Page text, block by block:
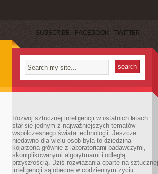
SUBSCRIBE FACEBOOK TWITTER
Rozwój sztucznej inteligencji w ostatnich latach
stał się jednym z najważniejszych tematów
współczesnego świata technologii. Jeszcze
niedawno dla wielu osób była to dziedzina
kojarzona głównie z laboratoriami badawczymi,
skomplikowanymi algorytmami i odległą
przyszłością. Dziś rozwiązania oparte na sztucznej
inteligencji są obecne w codziennym życiu